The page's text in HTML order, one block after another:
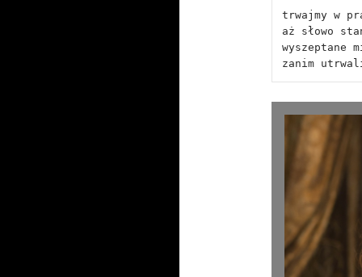
trwajmy w
aż słowo
wyszeptane
zanim